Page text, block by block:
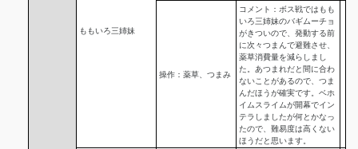
ももいろ三姉妹
操作：薬草、つまみ
コメント：ボス戦ではもも
いろ三姉妹のバギムーチョ
がきついので、発動する前
に次々つまんで避難させ、
薬草消費量を減らしまし
た。あつまれだと間に合わ
ないことがあるので、つま
んだほうが確実です。ベホ
イムスライムが開幕でイン
テラしましたが何とかなっ
たので、難易度は高くない
ほうだと思います。